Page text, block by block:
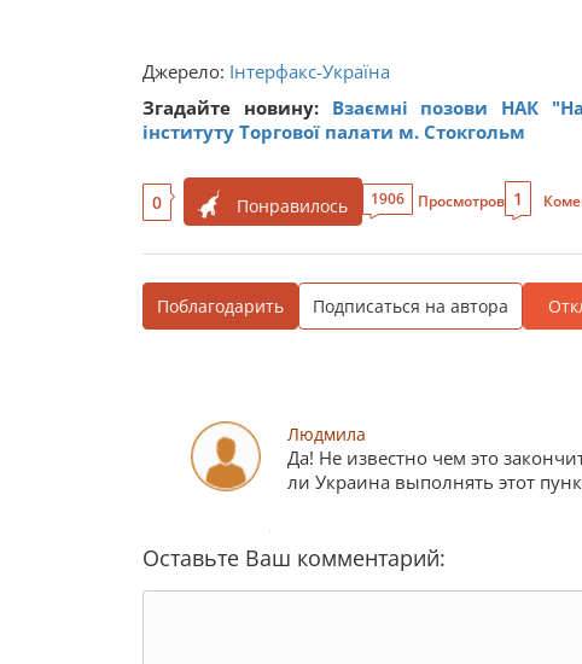
Джерело: Інтерфакс-Україна
Згадайте новину: Взаємні позови НАК
інституту Торгової палати м. Стокгольм
0 Понравилось 1906 Просмотров 1
Поблагодарить Подписаться на автора
Людмила
Да! Не известно чем это
ли Украина выполнять этот
Оставьте Ваш комментарий: